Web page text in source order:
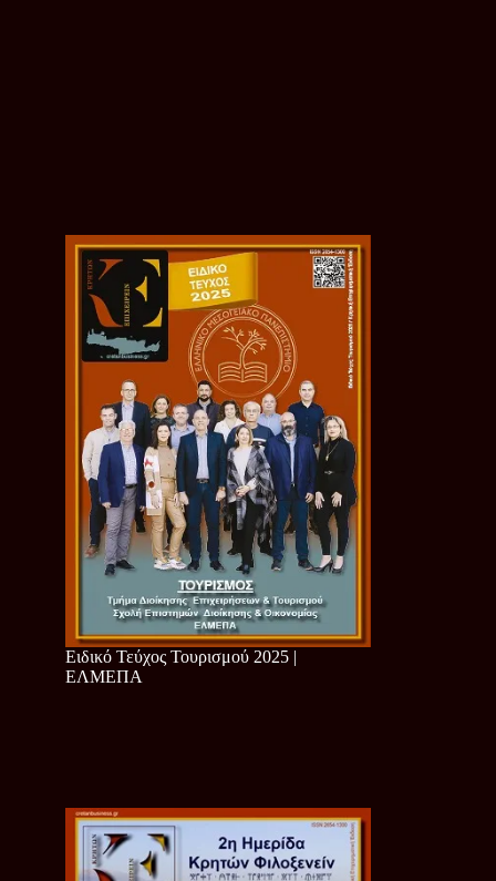
Ειδικό Τεύχος Τουρισμού 2025 |
ΕΛΜΕΠΑ